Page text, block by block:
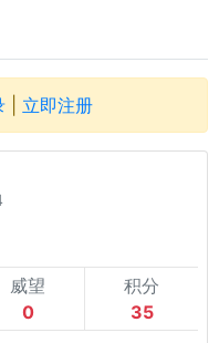
立即注册
威望
0
积分
35